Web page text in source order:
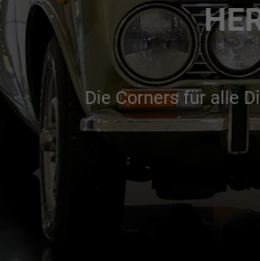
Die Corners für alle